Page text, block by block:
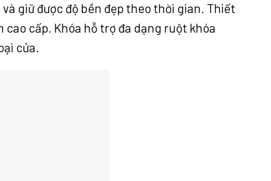
giữ được độ bền đẹp theo thời gian. Thiết
cấp. Khóa hỗ trợ đa dạng ruột khóa
cửa.